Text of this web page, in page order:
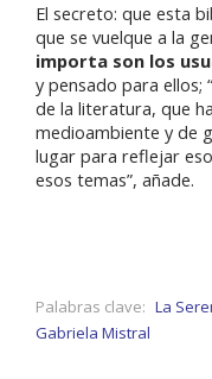
El secreto: que esta
que se vuelque a la
importa son los
y pensado para ellos;
de la literatura, que
medioambiente y de
lugar para reflejar
esos temas”, añade.
Palabras clave: La
Gabriela Mistral